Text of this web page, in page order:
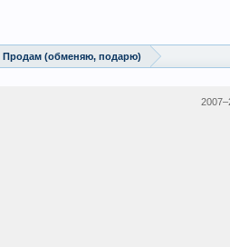
Продам (обменяю, подарю)
2007–